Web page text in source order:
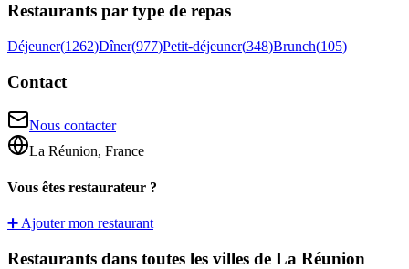
Restaurants par type de repas
Déjeuner(1262)Dîner(977)Petit-déjeuner(348)Brunch(105)
Contact
Nous contacter
La Réunion, France
Vous êtes restaurateur ?
➕ Ajouter mon restaurant
Restaurants dans toutes les villes de La Réunion